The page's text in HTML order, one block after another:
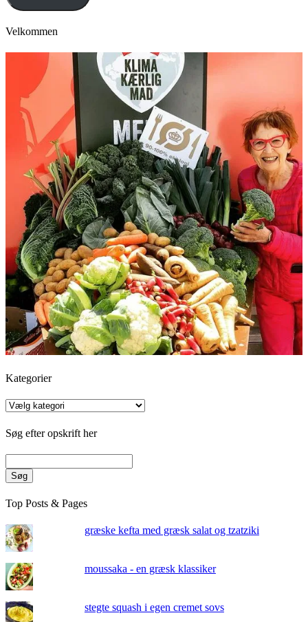
Velkommen
Kategorier
Kategorier
Søg efter opskrift her
Søg
Top Posts & Pages
græske kefta med græsk salat og tzatziki
moussaka - en græsk klassiker
stegte squash i egen cremet sovs